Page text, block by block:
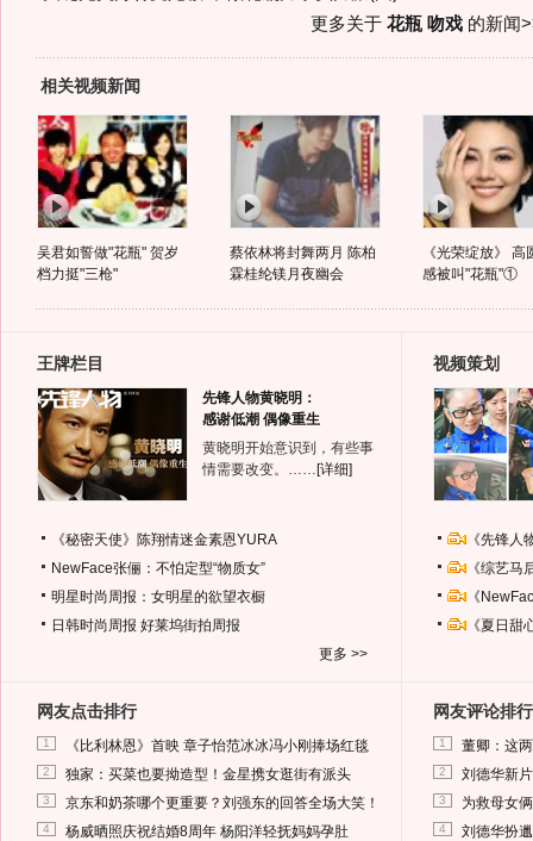
更多关于 花瓶 吻戏的新闻
相关视频新闻
吴君如誓做"花瓶" 贺岁
档力挺"三枪"
蔡依林将封舞两月 陈柏
霖桂纶镁月夜幽会
《光荣绽放》 高
感被叫"花瓶"①
王牌栏目
先锋人物黄晓明：
感谢低潮 偶像重生
黄晓明开始意识到，有些事
情需要改变。…… [详细]
《秘密天使》陈翔情迷金素恩YURA
NewFace张俪：不怕定型“物质女”
明星时尚周报：女明星的欲望衣橱
日韩时尚周报 好莱坞街拍周报
更多 >>
视频策划
《先锋
《综艺
《
《夏日
网友点击排行
1 《比利林恩》首映 章子怡范冰冰冯小刚捧场红毯
2 独家：买菜也要拗造型！金星携女逛街有派头
3 京东和奶茶哪个更重要？刘强东的回答全场大笑！
4 杨威晒照庆祝结婚8周年 杨阳洋轻抚妈妈孕肚
网友评论排行
1 董卿：这
2 刘德华新
3 为救母女
4 刘德华扮